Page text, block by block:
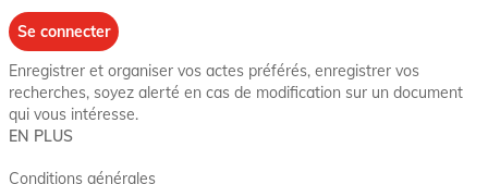
Se connecter
Enregistrer et organiser vos actes préférés, enregistrer vos
recherches, soyez alerté en cas de modification sur un document
qui vous intéresse.
EN PLUS
Conditions générales